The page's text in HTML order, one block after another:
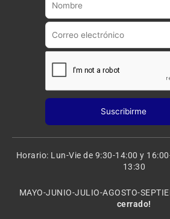
a
Horario: Lun-Vie de 9:30-14:00 y
13:30
MAYO-JUNIO-JULIO-AGOSTO-
cerrado!